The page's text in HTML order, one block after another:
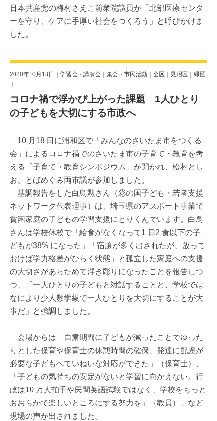
日本共産党の梅村さえこ前衆院議員が「北部医療センタ
ーを守り、ケアに手厚い社会をつくろう」と呼びかけま
した。
2020年10月18日｜ 学習会・講演会 集会・市民活動 全区 見沼区
緑区
コロナ禍で浮かび上がった課題 1人ひとり
の子どもを大切にする市政へ
10 月18 日に浦和区で「みんなのさいたま市をつくる
会」によるコロナ禍でのさいたま市の子育て・教育を考
える「子育て・教育シンポジウム」が開かれ、松村とし
お、とばめぐみ両市議が参加しました。
基調報告をした白鳥勲さん（彩の国子ども・若者支援
ネットワーク代表理事）は、埼玉県のアスポート事業で
貧困家庭の子どもの学習支援にとりくんでいます。白鳥
さんは学校休校で「給食がなくなって1 日2 食以下の子
どもが38% になった」「宿題が多く出されたが、放って
おけば学力格差がひらく状態」と孤立した家庭への支援
の大切さがあらためて浮き彫りになったことを報告しつ
つ、「一人ひとりの子どもと対話することと、学校では
なにより少人数学級で一人ひとりを大切にすることが大
事だ」と強調しました。
会場からは「自粛期間に子どもが減ったことでゆった
りとした保育や保育士の休憩時間の確保、発達に配慮が
必要な子どもへていねいな対応ができた」（保育士）、
「子どもの気持ちの安定がないと学習に向かえない。行
政は10 万人拍手や民間英語試験ではなく、学校をもっと
おおらかで楽しいところにする努力を」（教員）、など
現場の声が出されました。